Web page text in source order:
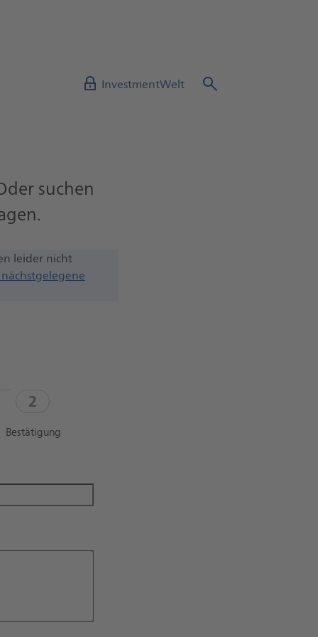
InvestmentWelt
suchen
leider nicht
nächstgelegene
Bestätigung